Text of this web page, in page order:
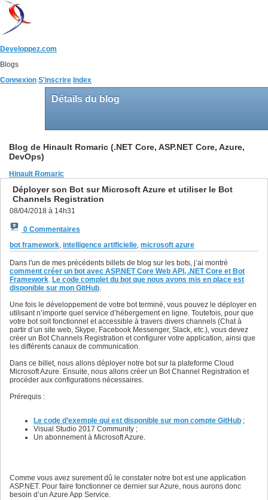
Developpez.com
Blogs
Connexion S'inscrire Index
Détails du blog
Blog de Hinault Romaric (.NET Core, ASP.NET Core, Azure,
DevOps)
Hinault Romaric
Déployer son Bot sur Microsoft Azure et utiliser le Bot
Channels Registration
08/04/2018 à 14h31
0 Commentaires
bot framework, intelligence artificielle, microsoft azure
Dans l'un de mes précédents billets de blog sur les bots, j’ai montré
comment créer un bot avec ASP.NET Core Web API, .NET Core et Bot
Framework. Le code complet du bot que nous avons mis en place est
disponible sur mon GitHub.
Une fois le développement de votre bot terminé, vous pouvez le déployer en
utilisant n’importe quel service d’hébergement en ligne. Toutefois, pour que
votre bot soit fonctionnel et accessible à travers divers channels (Chat à
partir d’un site web, Skype, Facebook Messenger, Slack, etc.), vous devez
créer un Bot Channels Registration et configurer votre application, ainsi que
les différents canaux de communication.
Dans ce billet, nous allons déployer notre bot sur la plateforme Cloud
Microsoft Azure. Ensuite, nous allons créer un Bot Channel Registration et
procéder aux configurations nécessaires.
Prérequis :
Le code d’exemple qui est disponible sur mon compte GitHub ;
Visual Studio 2017 Community ;
Un abonnement à Microsoft Azure.
Comme vous avez surement dû le constater notre bot est une application
ASP.NET. Pour faire fonctionner ce dernier sur Azure, nous aurons donc
besoin d’un Azure App Service.